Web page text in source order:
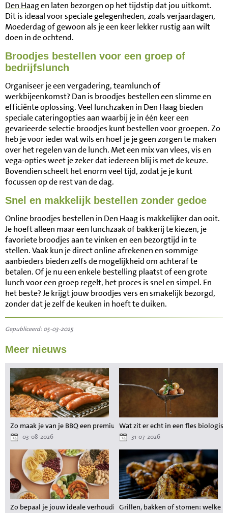
Den Haagen laten bezorgen op het tijdstip dat jou uitkomt.
Dit is ideaal voor speciale gelegenheden, zoals verjaardagen,
Moederdag of gewoon als je een keer lekker rustig aan wilt
doen in de ochtend.
Broodjes bestellen voor een groep of
bedrijfslunch
Organiseer je een vergadering, teamlunch of
werkbijeenkomst? Dan is broodjes bestellen een slimme en
efficiënte oplossing. Veel lunchzaken in Den Haag bieden
speciale cateringopties aan waarbij je in één keer een
gevarieerde selectie broodjes kunt bestellen voor groepen. Zo
heb je voor ieder wat wils en hoef je je geen zorgen te maken
over het regelen van de lunch. Met een mix van vlees, vis en
vega-opties weet je zeker dat iedereen blij is met de keuze.
Bovendien scheelt het enorm veel tijd, zodat je je kunt
focussen op de rest van de dag.
Snel en makkelijk bestellen zonder gedoe
Online broodjes bestellen in Den Haag is makkelijker dan ooit.
Je hoeft alleen maar een lunchzaak of bakkerij te kiezen, je
favoriete broodjes aan te vinken en een bezorgtijd in te
stellen. Vaak kun je direct online afrekenen en sommige
aanbieders bieden zelfs de mogelijkheid om achteraf te
betalen. Of je nu een enkele bestelling plaatst of een grote
lunch voor een groep regelt, het proces is snel en simpel. En
het beste? Je krijgt jouw broodjes vers en smakelijk bezorgd,
zonder dat je zelf de keuken in hoeft te duiken.
Gepubliceerd: 05-03-2025
Meer nieuws
Zo maak je van je BBQ een premium maaltijd zonder gedoe
03-08-2026
Wat zit er echt in een fles
31-07-2026
Zo bepaal je jouw ideale verhouding aan voedingsstoffen tijdens het
Grillen, bakken of stomen: welke